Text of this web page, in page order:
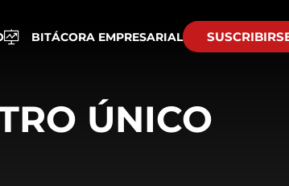
BITÁCORA EMPRESARIAL
ÚNICO